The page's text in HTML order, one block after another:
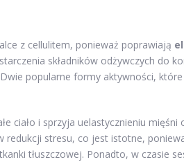
z cellulitem, ponieważ poprawiają
składników odżywczych do
popularne formy aktywności,
ciało i sprzyja uelastycznieniu mięśni
stresu, co jest istotne,
tłuszczowej. Ponadto, w czasie